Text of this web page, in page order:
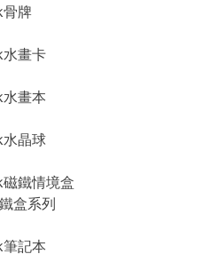
牌
畫卡
畫本
晶球
鐵情境盒
盒系列
記本